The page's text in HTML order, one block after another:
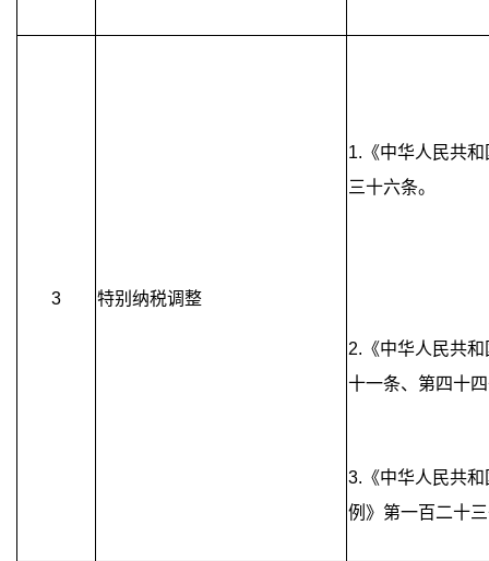
3 特别纳税调整
1.《中华人民共
三十六条。
2.《中华人民共
十一条、第四十
3.《中华人民共
例》第一百二十